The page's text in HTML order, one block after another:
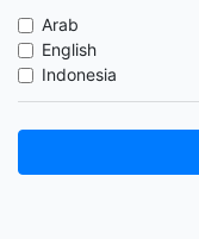
Arab
English
Indonesia